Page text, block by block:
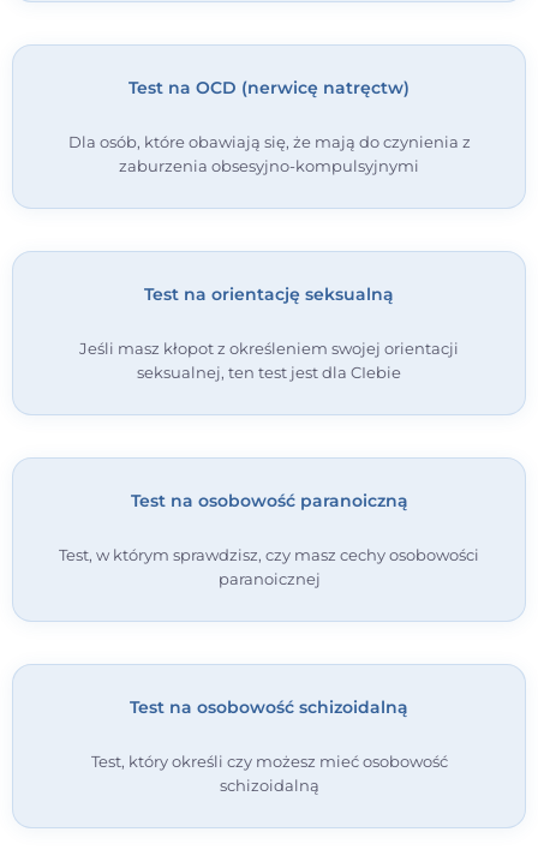
Test na OCD (nerwicę natręctw)
Dla osób, które obawiają się, że mają do czynienia z
zaburzenia obsesyjno-kompulsyjnymi
Test na orientację seksualną
Jeśli masz kłopot z określeniem swojej orientacji
seksualnej, ten test jest dla CIebie
Test na osobowość paranoiczną
Test, w którym sprawdzisz, czy masz cechy osobowości
paranoicznej
Test na osobowość schizoidalną
Test, który określi czy możesz mieć osobowość
schizoidalną